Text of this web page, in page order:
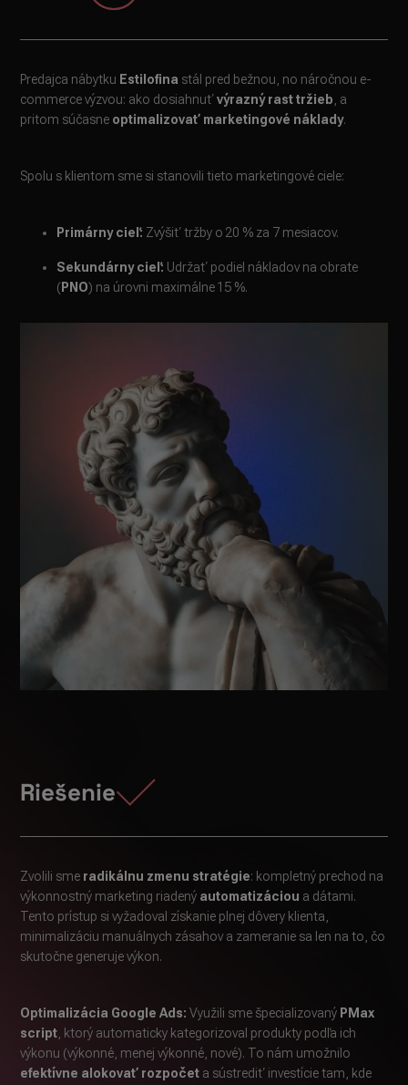
Predajca nábytku Estilofina stál pred bežnou, no náročnou e-
commerce výzvou: ako dosiahnuťvýrazný rast tržieb , a
pritom súčasne optimalizovať marketingové náklady.
Spolu s klientom sme si stanovili tieto marketingové ciele:
Primárny cieľ: Zvýšiť tržby o 20 % za 7 mesiacov.
Sekundárny cieľ: Udržať podiel nákladov na obrate
(PNO) na úrovni maximálne 15 %.
Riešenie
Zvolili sme radikálnu zmenu stratégie: kompletný prechod na
výkonnostný marketing riadený automatizáciou a dátami.
Tento prístup si vyžadoval získanie plnej dôvery klienta,
minimalizáciu manuálnych zásahov a zameranie sa len na to, čo
skutočne generuje výkon.
Optimalizácia Google Ads:Využili sme špecializovaný PMax
script , ktorý automaticky kategorizoval produkty podľa ich
výkonu (výkonné, menej výkonné, nové). To nám umožnilo
efektívne alokovať rozpočet a sústrediť investície tam, kde